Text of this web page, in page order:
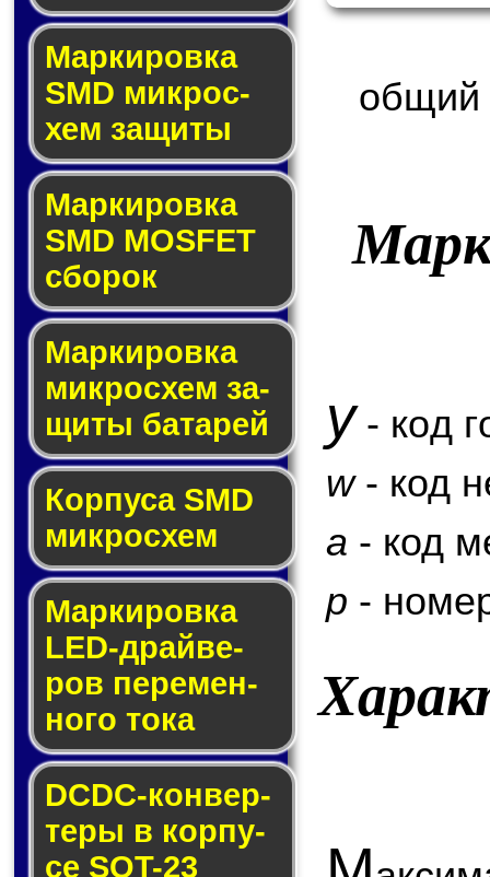
Мар­ки­ров­ка
SMD мик­рос­
хем защиты
Мар­ки­ров­ка
SMD MOSFET
сбо­рок
Мар­ки­ров­ка
мик­ро­схем за­
щи­ты ба­та­рей
Корпуса SMD
мик­ро­схем
Маркировка
LED-драй­ве­
ров пе­ре­мен­
но­го то­ка
DCDC-кон­вер­
те­ры в кор­пу­
се SOT-23
общий
y- код
w- код
a - код
p -